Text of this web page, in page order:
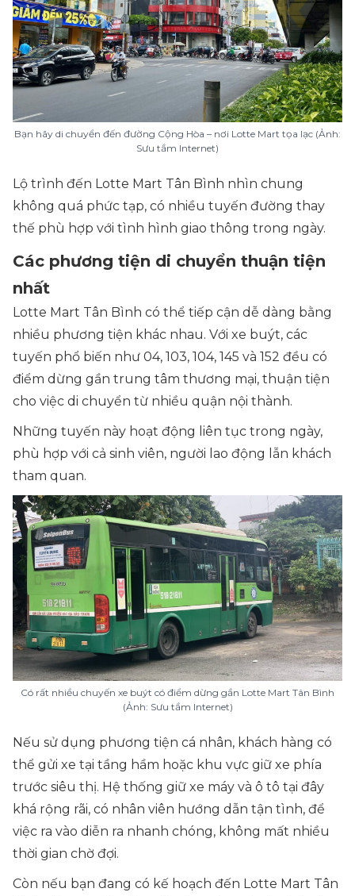
Bạn hãy di chuyển đến đường Cộng Hòa – nơi Lotte Mart tọa lạc (Ảnh:
Sưu tầm Internet)
Lộ trình đến Lotte Mart Tân Bình nhìn chung
không quá phức tạp, có nhiều tuyến đường thay
thế phù hợp với tình hình giao thông trong ngày.
Các phương tiện di chuyển thuận tiện
nhất
Lotte Mart Tân Bình có thể tiếp cận dễ dàng bằng
nhiều phương tiện khác nhau. Với xe buýt, các
tuyến phổ biến như 04, 103, 104, 145 và 152 đều có
điểm dừng gần trung tâm thương mại, thuận tiện
cho việc di chuyển từ nhiều quận nội thành.
Những tuyến này hoạt động liên tục trong ngày,
phù hợp với cả sinh viên, người lao động lẫn khách
tham quan.
Có rất nhiều chuyến xe buýt có điểm dừng gần Lotte Mart Tân Bình
(Ảnh: Sưu tầm Internet)
Nếu sử dụng phương tiện cá nhân, khách hàng có
thể gửi xe tại tầng hầm hoặc khu vực giữ xe phía
trước siêu thị. Hệ thống giữ xe máy và ô tô tại đây
khá rộng rãi, có nhân viên hướng dẫn tận tình, để
việc ra vào diễn ra nhanh chóng, không mất nhiều
thời gian chờ đợi.
Còn nếu bạn đang có kế hoạch đến Lotte Mart Tân